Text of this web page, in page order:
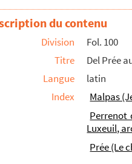
lettres de Morillon au cardinal
cardinal de Granvelle à Morillon.
au cardinal de Granvelle.
(en flamand)
au cardinal de Granvelle.
intéressant d'autobiographie de
Perenotto cardinali
lettres de Morillon au cardinal de
du contenu
Division
Fol. 100
Titre
Del Prée
Langue
latin
Index
Malpas
Perrenot
Luxeuil,
Prée (Le